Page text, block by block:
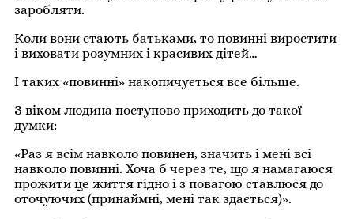
заробляти.
Коли вони стають батьками, то повинні виростити
і виховати розумних і красивих дітей…
І таких «повинні» накопичується все більше.
З віком людина поступово приходить до такої
думки:
«Раз я всім навколо повинен, значить і мені всі
навколо повинні. Хоча б через те, що я намагаюся
прожити це життя гідно і з повагою ставлюся до
оточуючих (принаймні, мені так здається)».